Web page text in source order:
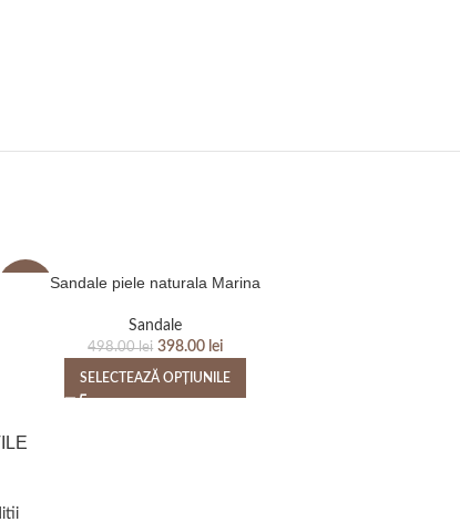
Sandale piele naturala Marina
Sandale
498.00lei 398.00 lei
SELECTEAZĂ OPȚIUNILE